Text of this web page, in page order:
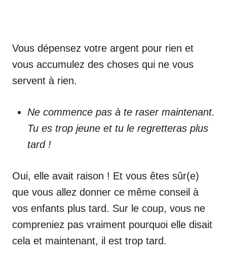
Vous dépensez votre argent pour rien et
vous accumulez des choses qui ne vous
servent à rien.
Ne commence pas à te raser maintenant.
Tu es trop jeune et tu le regretteras plus
tard !
Oui, elle avait raison ! Et vous êtes sûr(e)
que vous allez donner ce même conseil à
vos enfants plus tard. Sur le coup, vous ne
compreniez pas vraiment pourquoi elle disait
cela et maintenant, il est trop tard.